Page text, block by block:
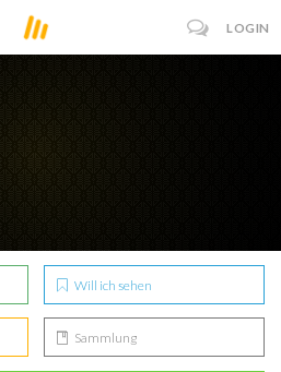
LOGIN
Will ich sehen
Sammlung